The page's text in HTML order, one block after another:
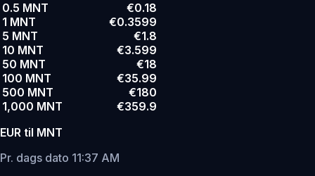
0.5 MNT
€0.18
1 MNT
€0.3599
5 MNT
€1.8
10 MNT
€3.599
50 MNT
€18
100 MNT
€35.99
500 MNT
€180
1,000 MNT
€359.9
EUR til MNT
Pr. dags dato 11:37 AM